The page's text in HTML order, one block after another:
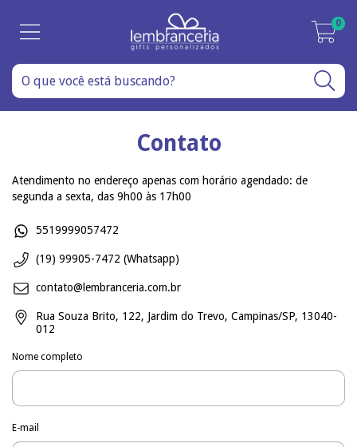
0
Contato
Atendimento no endereço apenas com horário agendado: de
segunda a sexta, das 9h00 às 17h00
5519999057472
(19) 99905-7472 (Whatsapp)
contato@lembranceria.com.br
Rua Souza Brito, 122, Jardim do Trevo, Campinas/SP, 13040-
012
Nome completo
E-mail